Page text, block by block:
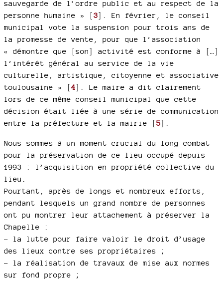
sauvegarde de l’ordre public et au respect de la
personne humaine »
[3]
. En février, le conseil
municipal vote la suspension pour trois ans de
la promesse de vente, pour que l’association
« démontre que [son] activité est conforme à […]
l’intérêt général au service de la vie
culturelle, artistique, citoyenne et associative
toulousaine »
[4]
. Le maire a dit clairement
lors de ce même conseil municipal que cette
décision était liée à une série de communication
entre la préfecture et la mairie [5]
Nous sommes à un moment crucial du long combat
pour la préservation de ce lieu occupé depuis
1993 : l’acquisition en propriété collective du
lieu.
Pourtant, après de longs et nombreux efforts,
pendant lesquels un grand nombre de personnes
ont pu montrer leur attachement à préserver la
Chapelle :
- la lutte pour faire valoir le droit d’usage
des lieux contre ses propriétaires ;
- la réalisation de travaux de mise aux normes
sur fond propre ;